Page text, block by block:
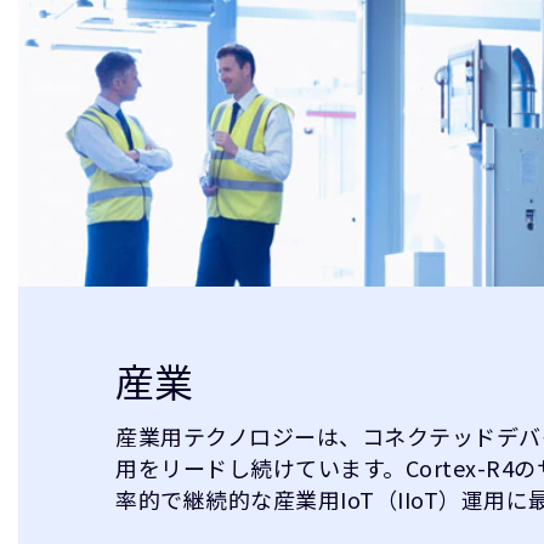
産業
産業用テクノロジーは、コネクテッドデ
用をリードし続けています。Cortex-R4
率的で継続的な産業用IoT（IIoT）運用に